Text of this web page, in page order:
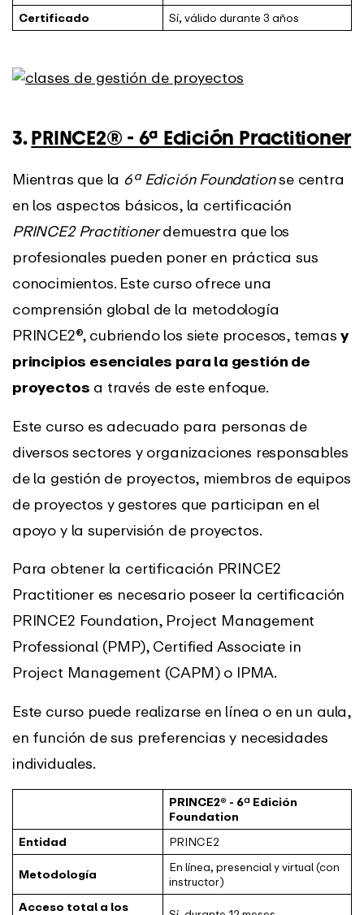
Certificado
Sí, válido durante 3 años
3.PRINCE2® - 6ª Edición Practitioner
Mientras que la 6ª Edición Foundationse centra
en los aspectos básicos, la certificación
PRINCE2 Practitionerdemuestra que los
profesionales pueden poner en práctica sus
conocimientos. Este curso ofrece una
comprensión global de la metodología
PRINCE2®, cubriendo los siete procesos, temas y
principios esenciales para la gestión de
proyectos a través de este enfoque.
Este curso es adecuado para personas de
diversos sectores y organizaciones responsables
de la gestión de proyectos, miembros de equipos
de proyectos y gestores que participan en el
apoyo y la supervisión de proyectos.
Para obtener la certificación PRINCE2
Practitioner es necesario poseer la certificación
PRINCE2 Foundation, Project Management
Professional (PMP), Certified Associate in
Project Management (CAPM) o IPMA.
Este curso puede realizarse en línea o en un aula,
en función de sus preferencias y necesidades
individuales.
PRINCE2® - 6ª Edición
Foundation
Entidad
PRINCE2
Metodología
En línea, presencial y virtual (con
instructor)
Acceso total a los